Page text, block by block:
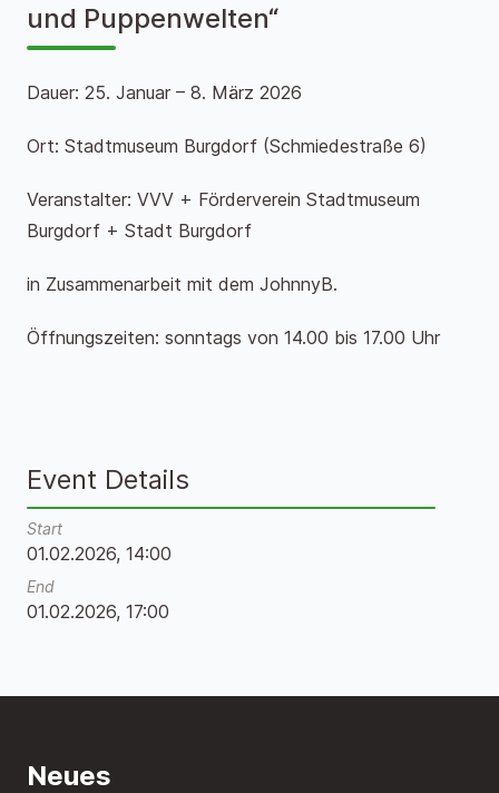
und Puppenwelten“
Dauer: 25. Januar – 8. März 2026
Ort: Stadtmuseum Burgdorf (Schmiedestraße 6)
Veranstalter: VVV + Förderverein Stadtmuseum
Burgdorf + Stadt Burgdorf
in Zusammenarbeit mit dem JohnnyB.
Öffnungszeiten: sonntags von 14.00 bis 17.00 Uhr
Event Details
Start
01.02.2026, 14:00
End
01.02.2026, 17:00
Neues